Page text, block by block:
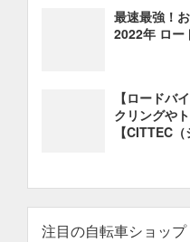
最速最強！
2022年 ロー
【ロードバ
クリングや
【CITTEC
注目の自転車ショップ